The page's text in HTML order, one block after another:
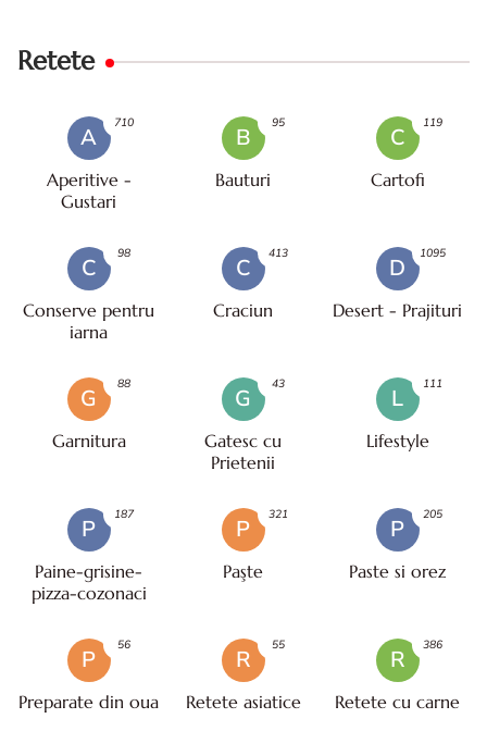
Retete
A
Aperitive -
Gustari
710
B
Bauturi
95
C
Cartofi
119
C
Conserve pentru
iarna
98
C
Craciun
413
D
Desert - Prajituri
1095
G
Garnitura
88
G
Gatesc cu
Prietenii
43
L
Lifestyle
111
P
Paine-grisine-
pizza-cozonaci
187
P
Paşte
321
P
Paste si orez
205
P
Preparate din oua
56
R
Retete asiatice
55
R
Retete cu carne
386